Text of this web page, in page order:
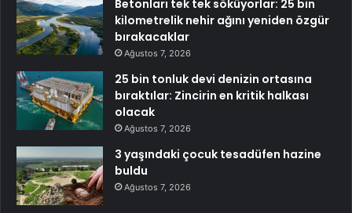
Betonları tek tek söküyorlar: 25 bin
kilometrelik nehir ağını yeniden özgür
bırakacaklar
Ağustos 7, 2026
25 bin tonluk devi denizin ortasına
bıraktılar: Zincirin en kritik halkası
olacak
Ağustos 7, 2026
3 yaşındaki çocuk tesadüfen hazine
buldu
Ağustos 7, 2026